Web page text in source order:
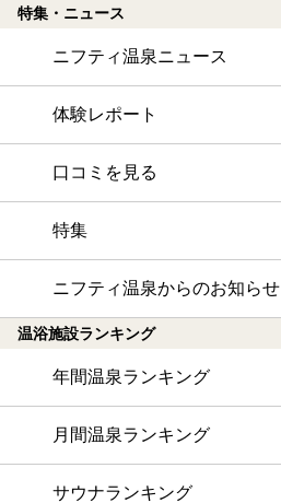
特集・ニュース
ニフティ温泉ニュース
体験レポート
口コミを見る
特集
ニフティ温泉からのお知らせ
温浴施設ランキング
年間温泉ランキング
月間温泉ランキング
サウナランキング